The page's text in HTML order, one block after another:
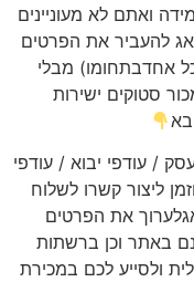
ואתם לא מעוניינים
להעביר את הפרטים
אחדבתחומו) מבלי
סטוקים ישירות
/ עודפי יבוא / עודפי
ליצור קשרו לשלוח
את הפרטים
באתר וכן ברשתות
ולסייע לכם במכירת